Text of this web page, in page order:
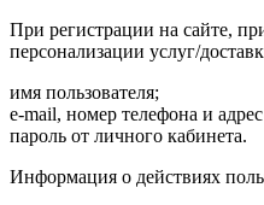
При регистрации на сайте,
персонализации услуг/
имя пользователя;
e-mail, номер телефона и
пароль от личного кабинета.
Информация о действиях